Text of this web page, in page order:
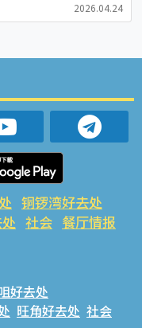
2026.04.24
铜锣湾好去处
社会 餐厅情报
好去处
旺角好去处 社会